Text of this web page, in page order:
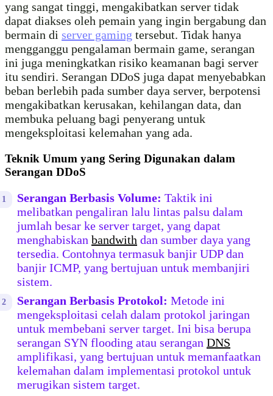
yang sangat tinggi, mengakibatkan server tidak
dapat diakses oleh pemain yang ingin bergabung dan
bermain di server gaming tersebut. Tidak hanya
mengganggu pengalaman bermain game, serangan
ini juga meningkatkan risiko keamanan bagi server
itu sendiri. Serangan DDoS juga dapat menyebabkan
beban berlebih pada sumber daya server, berpotensi
mengakibatkan kerusakan, kehilangan data, dan
membuka peluang bagi penyerang untuk
mengeksploitasi kelemahan yang ada.
Teknik Umum yang Sering Digunakan dalam
Serangan DDoS
Serangan Berbasis Volume: Taktik ini
melibatkan pengaliran lalu lintas palsu dalam
jumlah besar ke server target, yang dapat
menghabiskan bandwith dan sumber daya yang
tersedia. Contohnya termasuk banjir UDP dan
banjir ICMP, yang bertujuan untuk membanjiri
sistem.
Serangan Berbasis Protokol: Metode ini
mengeksploitasi celah dalam protokol jaringan
untuk membebani server target. Ini bisa berupa
serangan SYN flooding atau serangan DNS
amplifikasi, yang bertujuan untuk memanfaatkan
kelemahan dalam implementasi protokol untuk
merugikan sistem target.